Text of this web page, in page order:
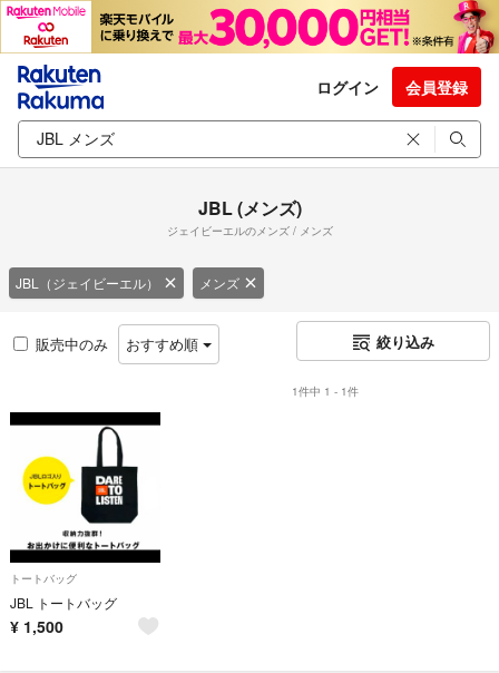
ログイン 会員登録
JBL (メンズ)
ジェイビーエルのメンズ / メンズ
JBL（ジェイビーエル） メンズ
販売中のみ おすすめ順 絞り込み
1件中 1 - 1件
トートバッグ
JBL トートバッグ
¥ 1,500